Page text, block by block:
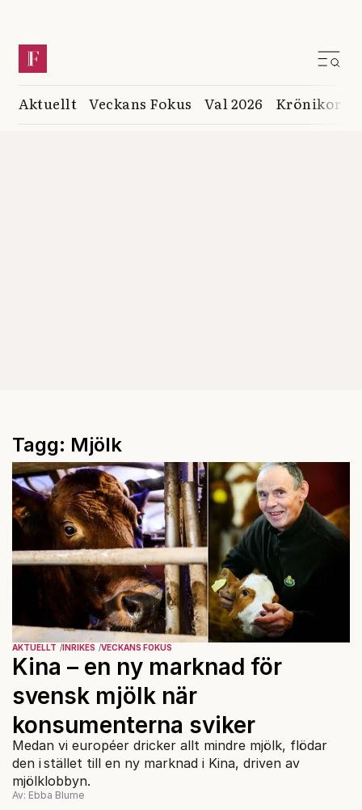
Aktuellt Veckans Fokus Val 2026 Krönikor
Tagg: Mjölk
AKTUELLT INRIKES VECKANS FOKUS
Kina – en ny marknad för
svensk mjölk när
konsumenterna sviker
Medan vi européer dricker allt mindre mjölk, flödar
den i stället till en ny marknad i Kina, driven av
mjölklobbyn.
Av: Ebba Blume